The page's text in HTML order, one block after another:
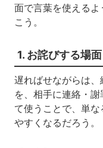
面で言葉を使える
こう。
1. お詫びする場面
遅ればせながらは
を、相手に連絡・
て使うことで、単
やすくなるだろう。